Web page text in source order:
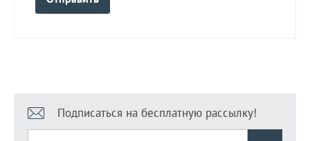
Подписаться на бесплатную рассылку!